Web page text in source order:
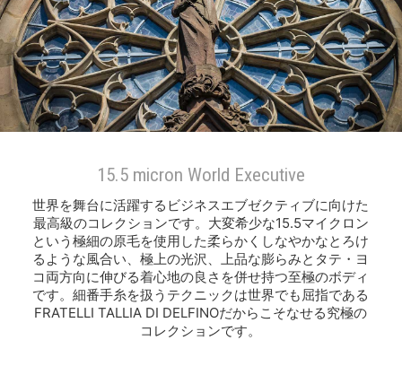
15.5 micron World Executive
世界を舞台に活躍するビジネスエブゼクティブに向けた
最高級のコレクションです。大変希少な15.5マイクロン
という極細の原毛を使用した柔らかくしなやかなとろけ
るような風合い、極上の光沢、上品な膨らみとタテ・ヨ
コ両方向に伸びる着心地の良さを併せ持つ至極のボディ
です。細番手糸を扱うテクニックは世界でも屈指である
FRATELLI TALLIA DI DELFINOだからこそなせる究極の
コレクションです。